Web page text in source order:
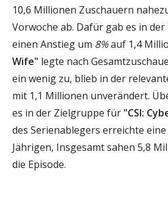
10,6 Millionen Zuschauern
Vorwoche ab. Dafür gab es in
einen Anstieg um 8%auf 1,4
Wife" legte nach
ein wenig zu, blieb in der
mit 1,1 Millionen unverändert.
es in der Zielgruppe für "CSI:
des Serienablegers erreichte
Jährigen, Insgesamt sahen 5,8
die Episode.